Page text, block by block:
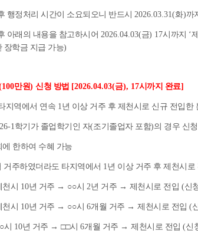
행정처리 시간이 소요되오니 반드시2026.03.31(화)까
아래의 내용을 참고하시어 2026.04.03(금) 17시까지 ‘
장학금 지급 가능)
만원) 신청 방법 [2026.04.03(금), 17시까지 완료]
지역에서 연속 1년 이상 거주 후 제천시로 신규 전입한
1학기가 졸업학기인 자(조기졸업자 포함)의 경우 신
에 한하여 수혜 가능
거주하였더라도 타지역에서 1년 이상 거주 후 제천시
천시 10년 거주 → ○○시2년 거주 → 제천시로 전입 (신
천시 10년 거주 → ○○시6개월 거주 →제천시로 전입(
시 10년 거주 → □□시6개월 거주 →제천시로 전입(신